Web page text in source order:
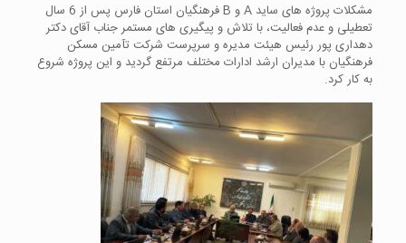
مشکلات پروژه های ساید A و B فرهنگیان استان فارس پس از 6 سال
تعطیلی و عدم فعالیت، با تلاش و پیگیری های مستمر جناب آقای دکتر
دهداری پور رئیس هیئت مدیره و سرپرست شرکت تآمین مسکن
فرهنگیان با مدیران ارشد ادارات مختلف مرتفع گردید و این پروژه شروع
به کار کرد.